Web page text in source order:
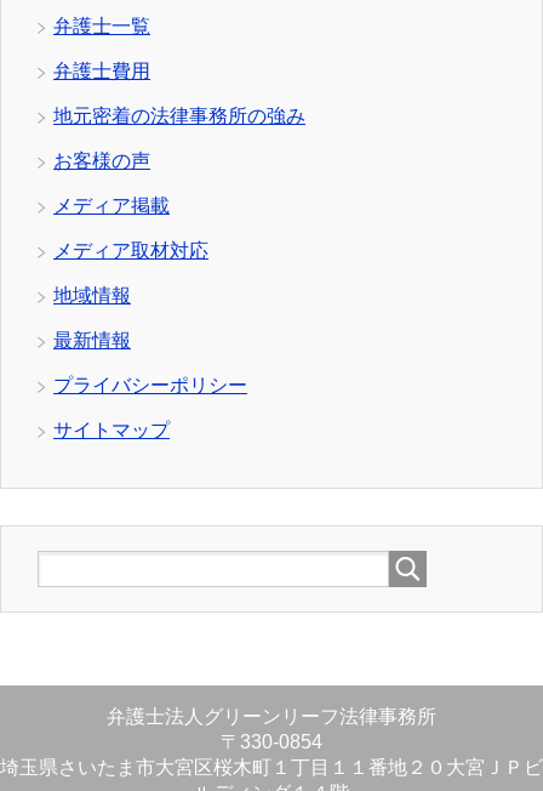
弁護士一覧
弁護士費用
地元密着の法律事務所の強み
お客様の声
メディア掲載
メディア取材対応
地域情報
最新情報
プライバシーポリシー
サイトマップ
弁護士法人グリーンリーフ法律事務所
〒330-0854
埼玉県さいたま市大宮区桜木町１丁目１１番地２０大宮ＪＰビ